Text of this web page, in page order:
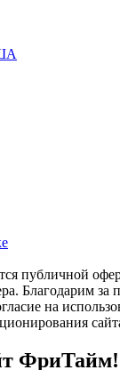
Благодарим за
на
ФриТайм!